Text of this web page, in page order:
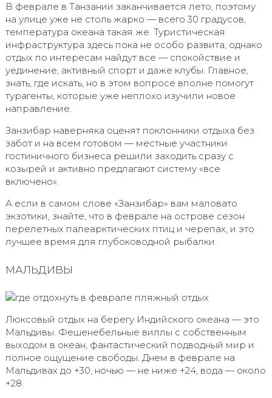
В феврале в Танзании заканчивается лето, поэтому
на улице уже не столь жарко — всего 30 градусов,
температура океана такая же. Туристическая
инфраструктура здесь пока не особо развита, однако
отдых по интересам найдут все — спокойствие и
уединение, активный спорт и даже клубы. Главное,
знать, где искать, но в этом вопросе вполне помогут
турагенты, которые уже неплохо изучили новое
направление.
Занзибар наверняка оценят поклонники отдыха без
забот и на всем готовом — местные участники
гостиничного бизнеса решили заходить сразу с
козырей и активно предлагают систему «все
включено».
А если в самом слове «Занзибар» вам маловато
экзотики, знайте, что в феврале на острове сезон
перелетных палеарктических птиц и черепах, и это
лучшее время для глубоководной рыбалки.
МАЛЬДИВЫ
Люксовый отдых на берегу Индийского океана — это
Мальдивы. Фешенебельные виллы с собственным
выходом в океан, фантастический подводный мир и
полное ощущение свободы. Днем в феврале на
Мальдивах до +30, ночью — не ниже +24, вода — около
+28.